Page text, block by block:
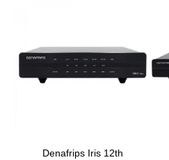
Denafrips Iris 12th